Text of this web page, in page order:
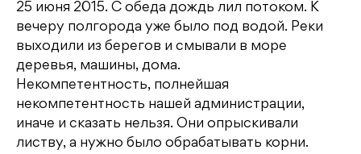
25 июня 2015. С обеда дождь лил потоком. К
вечеру полгорода уже было под водой. Реки
выходили из берегов и смывали в море
деревья, машины, дома.
Некомпетентность, полнейшая
некомпетентность нашей администрации,
иначе и сказать нельзя. Они опрыскивали
листву, а нужно было обрабатывать корни.